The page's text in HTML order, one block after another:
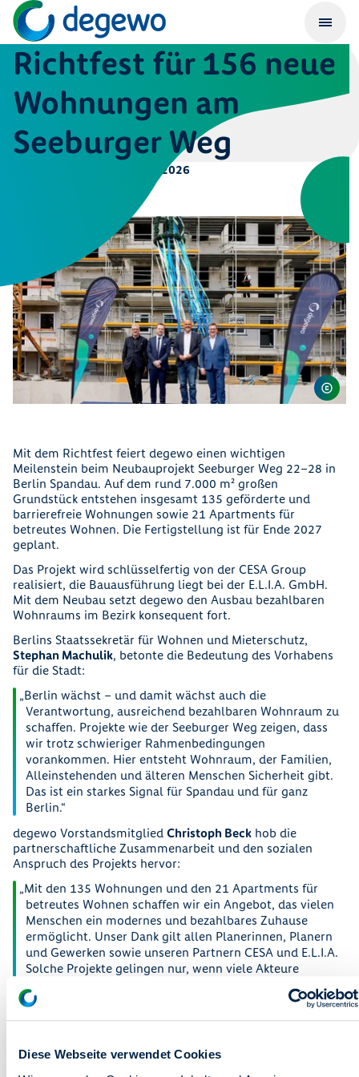
Diese Webseite verwendet Cookies
Richtfest für 156 neue
Wohnungen am
Seeburger Weg
16. April 2026
Mit dem Richtfest feiert degewo einen wichtigen
Meilenstein beim Neubauprojekt Seeburger Weg 22–28 in
Berlin Spandau. Auf dem rund 7.000 m² großen
Grundstück entstehen insgesamt 135 geförderte und
barrierefreie Wohnungen sowie 21 Apartments für
betreutes Wohnen. Die Fertigstellung ist für Ende 2027
geplant.
Das Projekt wird schlüsselfertig von der CESA Group
realisiert, die Bauausführung liegt bei der E.L.I.A. GmbH.
Mit dem Neubau setzt degewo den Ausbau bezahlbaren
Wohnraums im Bezirk konsequent fort.
Berlins Staatssekretär für Wohnen und Mieterschutz,
Stephan Machulik, betonte die Bedeutung des Vorhabens
für die Stadt:
Berlin wächst – und damit wächst auch die
Verantwortung, ausreichend bezahlbaren Wohnraum zu
schaffen. Projekte wie der Seeburger Weg zeigen, dass
wir trotz schwieriger Rahmenbedingungen
vorankommen. Hier entsteht Wohnraum, der Familien,
Alleinstehenden und älteren Menschen Sicherheit gibt.
Das ist ein starkes Signal für Spandau und für ganz
Berlin.
degewo VorstandsmitgliedChristoph Beck hob die
partnerschaftliche Zusammenarbeit und den sozialen
Anspruch des Projekts hervor:
Mit den 135 Wohnungen und den 21 Apartments für
betreutes Wohnen schaffen wir ein Angebot, das vielen
Menschen ein modernes und bezahlbares Zuhause
ermöglicht. Unser Dank gilt allen Planerinnen, Planern
und Gewerken sowie unseren Partnern CESA und E.L.I.A.
Solche Projekte gelingen nur, wenn viele Akteure
verlässlich zusammenarbeiten. Das heutige Richtfest
zeigt, was wir gemeinsam erreichen können.
Neubauvorhaben: